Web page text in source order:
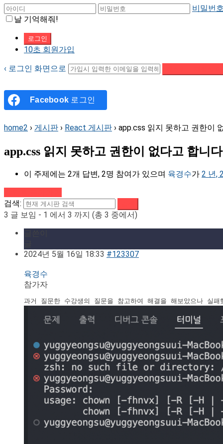
비밀번
날 기억해줘!
10초 회원가입
‹ 로그인 화면으로
Facebook 로그인
home2 › 게시판 › React 게시판 › app.css 읽지 못하고 권한이
app.css 읽지 못하고 권한이 없다고 합니
이 주제에는 2개 답변, 2명 참여가 있으며 육경수가 2 년,
검색:
3 글 보임 - 1 에서 3 까지 (총 3 중에서)
2024년 5월 16일 18:33 #123307
육경수
참가자